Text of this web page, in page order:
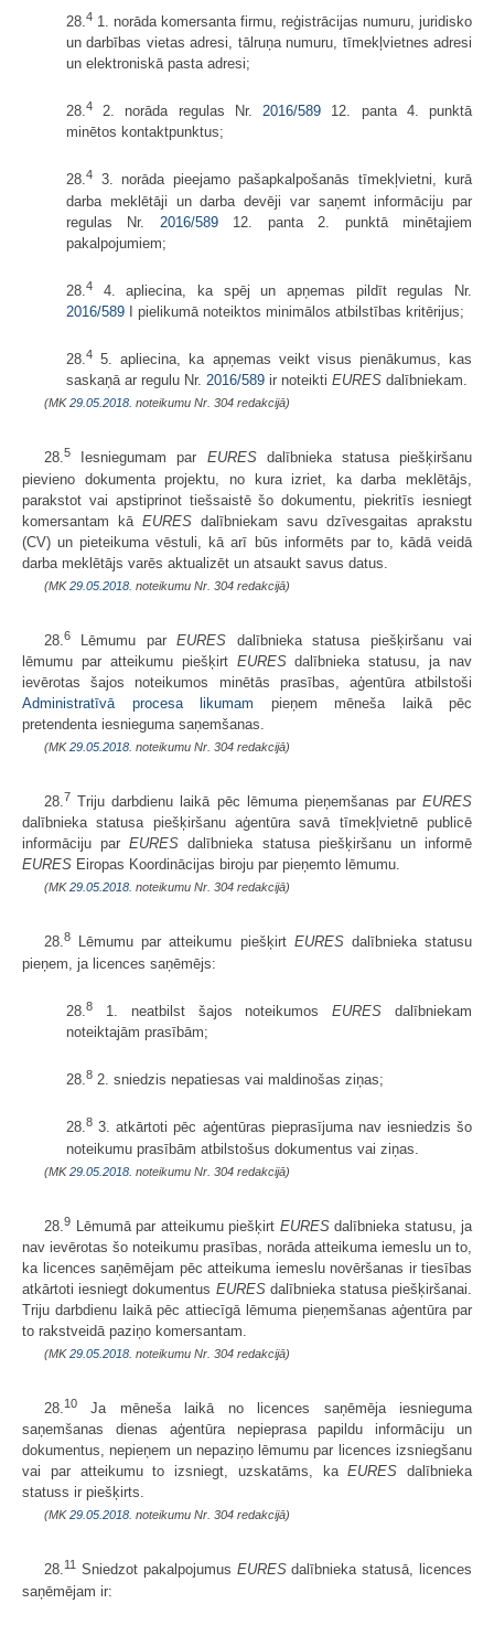
28.4 1. norāda komersanta firmu, reģistrācijas numuru, juridisko
un darbības vietas adresi, tālruņa numuru, tīmekļvietnes adresi
un elektroniskā pasta adresi;
28.4 2. norāda regulas Nr.2016/589 12. panta 4. punktā
minētos kontaktpunktus;
28.4
3. norāda pieejamo pašapkalpošanās tīmekļvietni, kurā
darba meklētāji un darba devēji var saņemt informāciju par
regulas Nr. 2016/58912. panta 2. punktā minētajiem
pakalpojumiem;
28.4
4. apliecina, ka spēj un apņemas pildīt regulas Nr.
2016/589 I pielikumā noteiktos minimālos atbilstības kritērijus;
28.4 5. apliecina, ka apņemas veikt visus pienākumus, kas
saskaņā ar regulu Nr. 2016/589 ir noteikti EURES dalībniekam.
(MK29.05.2018. noteikumu Nr. 304 redakcijā)
28.5 Iesniegumam par EURESdalībnieka statusa piešķiršanu
pievieno dokumenta projektu, no kura izriet, ka darba meklētājs,
parakstot vai apstiprinot tiešsaistē šo dokumentu, piekritīs iesniegt
komersantam kā EURES dalībniekam savu dzīvesgaitas aprakstu
(CV) un pieteikuma vēstuli, kā arī būs informēts par to, kādā veidā
darba meklētājs varēs aktualizēt un atsaukt savus datus.
(MK29.05.2018. noteikumu Nr. 304 redakcijā)
28.6 Lēmumu parEURES dalībnieka statusa piešķiršanu vai
lēmumu par atteikumu piešķirt EURESdalībnieka statusu, ja nav
ievērotas šajos noteikumos minētās prasības, aģentūra atbilstoši
Administratīvā procesa likumam pieņem mēneša laikā pēc
pretendenta iesnieguma saņemšanas.
(MK29.05.2018. noteikumu Nr. 304 redakcijā)
28.7 Triju darbdienu laikā pēc lēmuma pieņemšanas par EURES
dalībnieka statusa piešķiršanu aģentūra savā tīmekļvietnē publicē
informāciju parEURES dalībnieka statusa piešķiršanu un informē
EURES Eiropas Koordinācijas biroju par pieņemto lēmumu.
(MK29.05.2018. noteikumu Nr. 304 redakcijā)
28.8 Lēmumu par atteikumu piešķirt EURESdalībnieka statusu
pieņem, ja licences saņēmējs:
28.8 1. neatbilst šajos noteikumosEURES dalībniekam
noteiktajām prasībām;
28.8 2. sniedzis nepatiesas vai maldinošas ziņas;
28.8 3. atkārtoti pēc aģentūras pieprasījuma nav iesniedzis šo
noteikumu prasībām atbilstošus dokumentus vai ziņas.
(MK29.05.2018. noteikumu Nr. 304 redakcijā)
28.9 Lēmumā par atteikumu piešķirt EURESdalībnieka statusu, ja
nav ievērotas šo noteikumu prasības, norāda atteikuma iemeslu un to,
ka licences saņēmējam pēc atteikuma iemeslu novēršanas ir tiesības
atkārtoti iesniegt dokumentus EURESdalībnieka statusa piešķiršanai.
Triju darbdienu laikā pēc attiecīgā lēmuma pieņemšanas aģentūra par
to rakstveidā paziņo komersantam.
(MK29.05.2018. noteikumu Nr. 304 redakcijā)
28.10
Ja mēneša laikā no licences saņēmēja iesnieguma
saņemšanas dienas aģentūra nepieprasa papildu informāciju un
dokumentus, nepieņem un nepaziņo lēmumu par licences izsniegšanu
vai par atteikumu to izsniegt, uzskatāms, kaEURES dalībnieka
statuss ir piešķirts.
(MK29.05.2018. noteikumu Nr. 304 redakcijā)
28.11 Sniedzot pakalpojumus EURESdalībnieka statusā, licences
saņēmējam ir: